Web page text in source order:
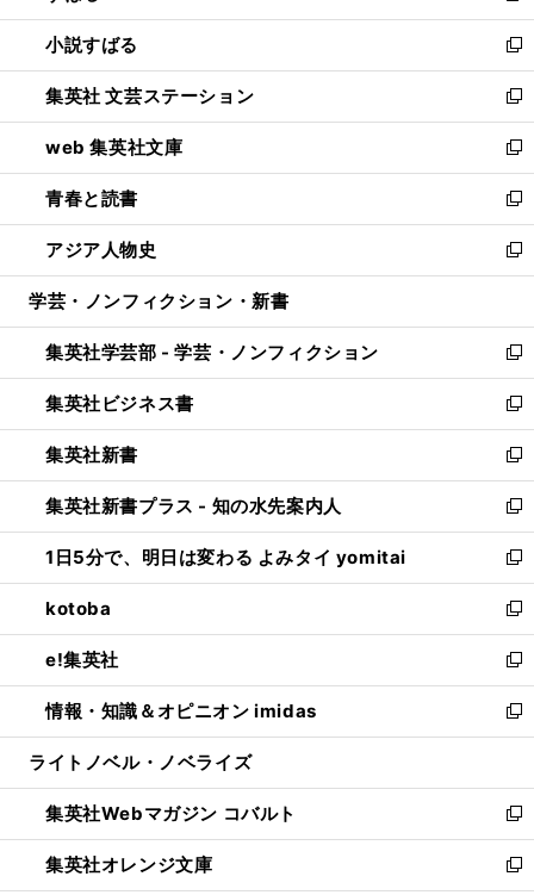
開
く
ウ
で
開
く
し
い
ウ
ィ
ン
ド
ウ
で
開
く
小説すばる
新
し
い
ウ
ィ
ン
ド
ウ
で
開
集英社 文芸ステーション
新
し
い
ウ
ィ
ン
ド
ウ
開
く
web 集英社文庫
新
し
い
ウ
ィ
ン
ウ
で
開
く
青春と読書
新
し
い
ウ
ン
ド
ウ
で
開
く
アジア人物史
新
し
ウ
ィ
ン
ド
ウ
で
開
く
学芸・ノンフィクション・新書
集英社学芸部 - 学芸・ノンフィクション
新
し
い
ウ
ィ
ン
ド
ウ
で
開
く
集英社ビジネス書
新
し
い
ウ
ィ
ン
ド
ウ
で
開
く
集英社新書
新
し
い
ウ
ィ
ン
ド
ウ
で
開
く
集英社新書プラス - 知の水先案内人
新
し
い
ウ
ィ
ン
ド
ウ
で
開
1日5分で、明日は変わる よみタイ yomitai
新
し
い
ウ
ィ
ン
ド
ウ
開
く
kotoba
新
し
い
ウ
ィ
ン
ウ
で
開
く
e!集英社
新
し
い
ウ
ン
ド
ウ
で
開
情報・知識＆オピニオン imidas
新
し
ウ
ィ
ン
ド
ライトノベル・ノベライズ
集英社Webマガジン コバルト
新
し
い
集英社オレンジ文庫
新